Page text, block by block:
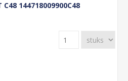
C48 144718009900C48